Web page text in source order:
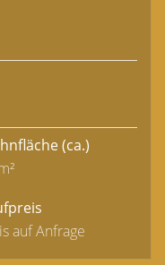
(ca.)
auf Anfrage